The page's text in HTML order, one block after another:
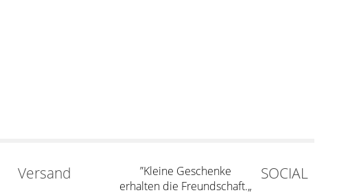
Versand
”Kleine Geschenke
erhalten die Freundschaft.„
SOCIAL